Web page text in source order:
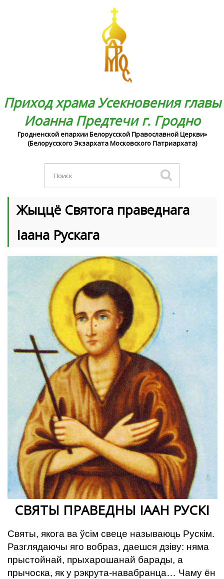
Приход храма Усекновения главы
Иоанна Предтечи г. Гродно
Гродненской епархии Белорусской Православной Церкви»
(Белорусского Экзархата Московского Патриархата)
Жыццё Святога праведнага
Iаана Рускага
СВЯТЫ ПРАВЕДНЫ ІААН РУСКІ
Святы, якога ва ўсім свеце называюць Рускім.
Разглядаючы яго вобраз, даешся дзіву: няма
прыстойнай, прыхарошанай барады, а
прычоска, як у рэкрута-навабранца… Чаму ён